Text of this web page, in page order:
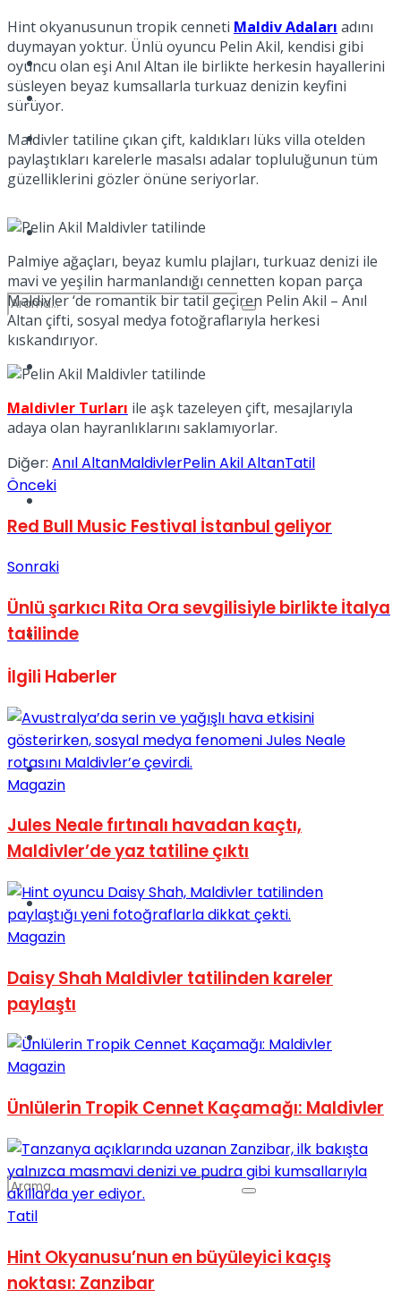
Kadınca
Dünya
Türkiye
Sinema
Tatil
Spor
Podcast
Spor
Podcast
No Result
View All Result
Hint okyanusunun tropik cenneti Maldiv Adaları adını
duymayan yoktur. Ünlü oyuncu Pelin Akil, kendisi gibi
oyuncu olan eşi Anıl Altan ile birlikte herkesin hayallerini
süsleyen beyaz kumsallarla turkuaz denizin keyfini
sürüyor.
Maldivler tatiline çıkan çift, kaldıkları lüks villa otelden
paylaştıkları karelerle masalsı adalar topluluğunun tüm
güzelliklerini gözler önüne seriyorlar.
Palmiye ağaçları, beyaz kumlu plajları, turkuaz denizi ile
mavi ve yeşilin harmanlandığı cennetten kopan parça
Maldivler ‘de romantik bir tatil geçiren Pelin Akil – Anıl
Altan çifti, sosyal medya fotoğraflarıyla herkesi
kıskandırıyor.
Maldivler Turları ile aşk tazeleyen çift, mesajlarıyla
adaya olan hayranlıklarını saklamıyorlar.
Diğer: Anıl AltanMaldivlerPelin Akil AltanTatil
Önceki
Red Bull Music Festival İstanbul geliyor
Sonraki
Ünlü şarkıcı Rita Ora sevgilisiyle birlikte İtalya
tatilinde
İlgili Haberler
Magazin
Jules Neale fırtınalı havadan kaçtı,
Maldivler’de yaz tatiline çıktı
Magazin
Daisy Shah Maldivler tatilinden kareler
paylaştı
Magazin
Ünlülerin Tropik Cennet Kaçamağı: Maldivler
Tatil
Hint Okyanusu’nun en büyüleyici kaçış
noktası: Zanzibar